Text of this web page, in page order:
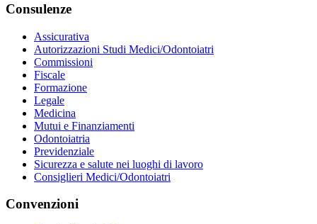
Consulenze
Assicurativa
Autorizzazioni Studi Medici/Odontoiatri
Commissioni
Fiscale
Formazione
Legale
Medicina
Mutui e Finanziamenti
Odontoiatria
Previdenziale
Sicurezza e salute nei luoghi di lavoro
Consiglieri Medici/Odontoiatri
Convenzioni